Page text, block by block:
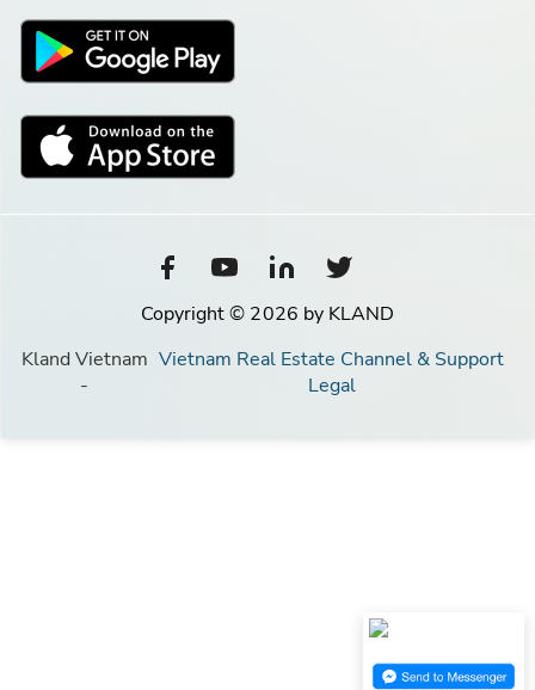
Copyright © 2026 by KLAND
Kland Vietnam
-
Vietnam Real Estate Channel & Support
Legal